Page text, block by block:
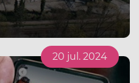
20 jul. 2024